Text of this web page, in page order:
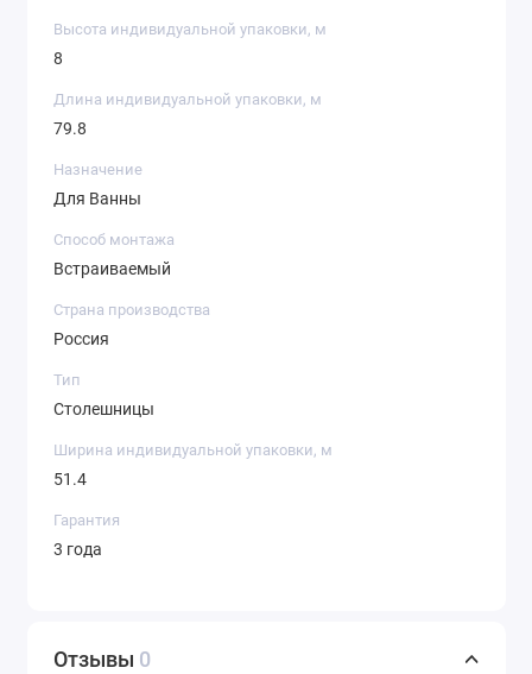
Высота индивидуальной упаковки, м
8
Длина индивидуальной упаковки, м
79.8
Назначение
Для Ванны
Способ монтажа
Встраиваемый
Страна производства
Россия
Тип
Столешницы
Ширина индивидуальной упаковки, м
51.4
Гарантия
3 года
Отзывы 0